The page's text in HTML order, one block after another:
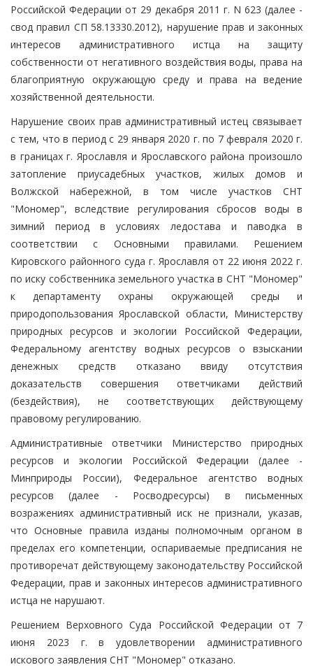
Российской Федерации от 29 декабря 2011 г. N 623 (далее -
свод правил СП 58.13330.2012), нарушение прав и законных
интересов административного истца на защиту
собственности от негативного воздействия воды, права на
благоприятную окружающую среду и права на ведение
хозяйственной деятельности.
Нарушение своих прав административный истец связывает
с тем, что в период с 29 января 2020 г. по 7 февраля 2020 г.
в границах г. Ярославля и Ярославского района произошло
затопление приусадебных участков, жилых домов и
Волжской набережной, в том числе участков СНТ
"Мономер", вследствие регулирования сбросов воды в
зимний период в условиях ледостава и паводка в
соответствии с Основными правилами. Решением
Кировского районного суда г. Ярославля от 22 июня 2022 г.
по иску собственника земельного участка в СНТ "Мономер"
к департаменту охраны окружающей среды и
природопользования Ярославской области, Министерству
природных ресурсов и экологии Российской Федерации,
Федеральному агентству водных ресурсов о взыскании
денежных средств отказано ввиду отсутствия
доказательств совершения ответчиками действий
(бездействия), не соответствующих действующему
правовому регулированию.
Административные ответчики Министерство природных
ресурсов и экологии Российской Федерации (далее -
Минприроды России), Федеральное агентство водных
ресурсов (далее - Росводресурсы) в письменных
возражениях административный иск не признали, указав,
что Основные правила изданы полномочным органом в
пределах его компетенции, оспариваемые предписания не
противоречат действующему законодательству Российской
Федерации, прав и законных интересов административного
истца не нарушают.
Решением Верховного Суда Российской Федерации от 7
июня 2023 г. в удовлетворении административного
искового заявления СНТ "Мономер" отказано.